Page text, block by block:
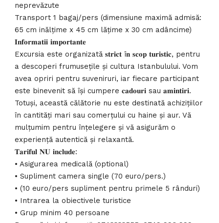
neprevăzute
Transport 1 bagaj/pers (dimensiune maximă admisă:
65 cm inălțime x 45 cm lățime x 30 cm adâncime)
𝐈𝐧𝐟𝐨𝐫𝐦𝐚𝐭𝐢𝐢 𝐢𝐦𝐩𝐨𝐫𝐭𝐚𝐧𝐭𝐞
Excursia este organizată 𝐬𝐭𝐫𝐢𝐜𝐭 î𝐧 𝐬𝐜𝐨𝐩 𝐭𝐮𝐫𝐢𝐬𝐭𝐢𝐜, pentru
a descoperi frumusețile și cultura Istanbulului. Vom
avea opriri pentru suveniruri, iar fiecare participant
este binevenit să își cumpere 𝐜𝐚𝐝𝐨𝐮𝐫𝐢 sau 𝐚𝐦𝐢𝐧𝐭𝐢𝐫𝐢.
Totuși, această călătorie nu este destinată achizițiilor
în cantități mari sau comerțului cu haine și aur. Vă
mulțumim pentru înțelegere și vă asigurăm o
experiență autentică și relaxantă.
𝐓𝐚𝐫𝐢𝐟𝐮𝐥 𝐍𝐔 𝐢𝐧𝐜𝐥𝐮𝐝𝐞:
• Asigurarea medicală (optional)
• Supliment camera single (70 euro/pers.)
• (10 euro/pers supliment pentru primele 5 rânduri)
• Intrarea la obiectivele turistice
• Grup minim 40 persoane